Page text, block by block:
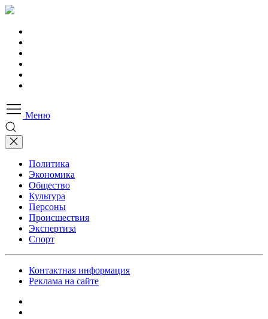
Меню
Политика
Экономика
Общество
Культура
Персоны
Происшествия
Экспертиза
Спорт
Контактная информация
Реклама на сайте